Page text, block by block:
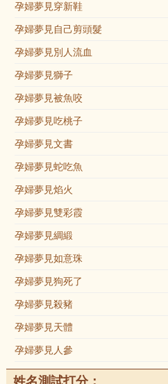
孕婦夢見穿新鞋
孕婦夢見自己剪頭髮
孕婦夢見別人流血
孕婦夢見獅子
孕婦夢見被魚咬
孕婦夢見吃桃子
孕婦夢見文書
孕婦夢見蛇吃魚
孕婦夢見焰火
孕婦夢見雙彩霞
孕婦夢見綢緞
孕婦夢見如意珠
孕婦夢見狗死了
孕婦夢見殺豬
孕婦夢見天體
孕婦夢見人參
姓名測試打分：